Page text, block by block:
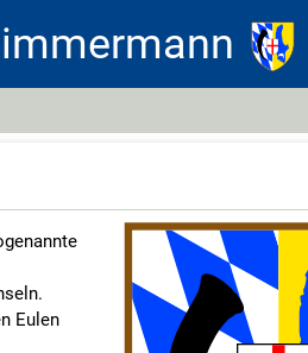
Eulen